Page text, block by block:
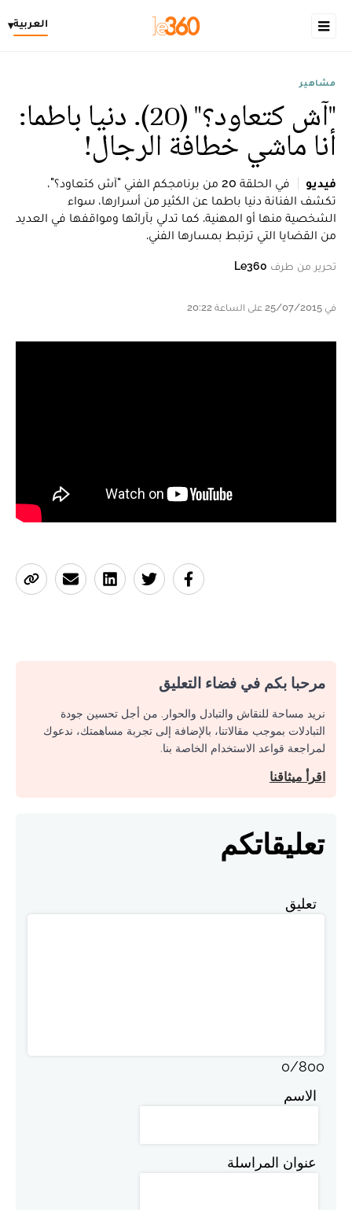
العربية▾
مشاهير
"آش كتعاود؟" (20). دنيا باطما:
أنا ماشي خطافة الرجال!
فيديو
في الحلقة 20 من برنامجكم الفني "آش كتعاود؟"،
تكشف الفنانة دنيا باطما عن الكثير من أسرارها، سواء
الشخصية منها أو المهنية. كما تدلي بآرائها ومواقفها في العديد
من القضايا التي ترتبط بمسارها الفني.
تحرير من طرف Le360
في 25/07/2015 على الساعة 20:22
مرحبا بكم في فضاء التعليق
نريد مساحة للنقاش والتبادل والحوار. من أجل تحسين جودة
التبادلات بموجب مقالاتنا، بالإضافة إلى تجربة مساهمتك، ندعوك
لمراجعة قواعد الاستخدام الخاصة بنا.
اقرأ ميثاقنا
تعليقاتكم
تعليق
0/800
الاسم
عنوان المراسلة